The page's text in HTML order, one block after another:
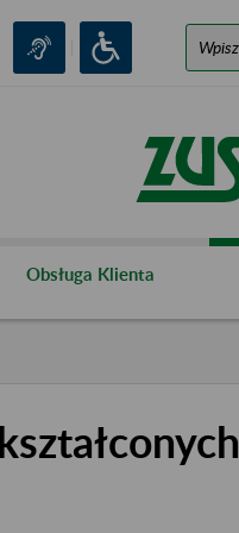
Obsługa Klienta